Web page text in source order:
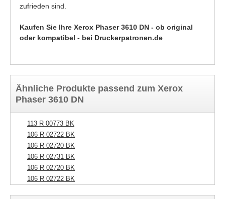
zufrieden sind.
Kaufen Sie Ihre Xerox Phaser 3610 DN - ob original
oder kompatibel - bei Druckerpatronen.de
Ähnliche Produkte passend zum Xerox
Phaser 3610 DN
113 R 00773 BK
106 R 02722 BK
106 R 02720 BK
106 R 02731 BK
106 R 02720 BK
106 R 02722 BK